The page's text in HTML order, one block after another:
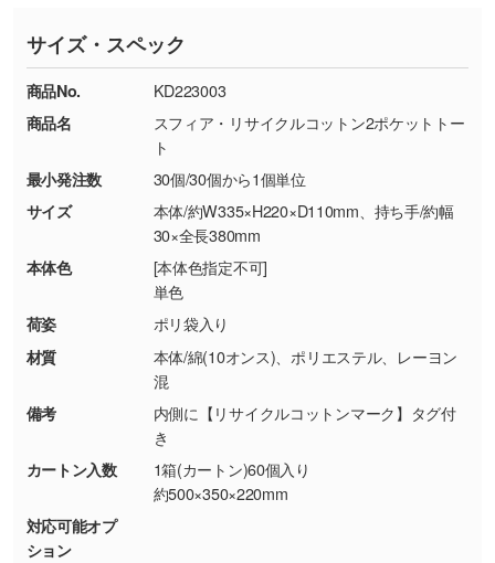
す。→詳しく見る
・コーポレートカラーを使って印刷したい／印
刷色にこだわりがある
DIC・PANTONEなどのカラーチップの指定や、
現物支給による色指定も承っております。→
しく見る
・背景がある画像からキャラクター部分だけを
使いたいです
シンプルな背景のデータや、使いたいキャラク
ター部分の輪郭がはっきりしているデータは切
り抜き処理が可能です。→
・持っているデータの背景が足りない／塗り足
しの作り方が分からない
印刷したいデータが印刷範囲よりも小さい場
合、シンプルな色・柄の背景であれば拡張が可
能です。→
※詳しくは「商品の良品基準について
ください。
【返品・交換ができない場合】
・お客様の元で商品を加工された場合、または
商品が破損した場合
・商品到着後7日以上経過している場合
・お客様のご都合による返品・交換依頼(商
品・色・数量などの注文間違い等)
TEL：0422-29-9911 営業時間10:00～
18:00(土日祝日除く)
お問い合わせフォームはこちら
サイズ・スペック
商品No.
KD223003
商品名
スフィア・リサイクルコットン2ポケットトー
ト
最小発注数
30個/30個から1個単位
サイズ
本体/約W335×H220×D110mm、持ち手/約幅
30×全長380mm
本体色
[本体色指定不可]
単色
荷姿
ポリ袋入り
材質
本体/綿(10オンス)、ポリエステル、レーヨン
混
備考
内側に【リサイクルコットンマーク】タグ付
き
カートン入数
1箱(カートン)60個入り
約500×350×220mm
対応可能オプ
ション